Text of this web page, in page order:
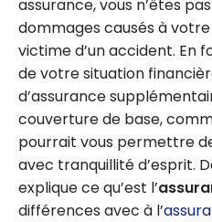
assurance, vous n’êtes
dommages causés à
victime d’un accident. En
de votre situation
d’assurance
couverture de base,
pourrait vous permettre
avec tranquillité d’esprit.
explique ce qu’est l’
différences avec à l’